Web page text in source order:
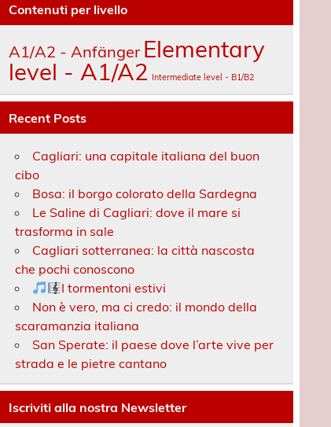
Contenuti per livello
A1/A2 - Anfänger Elementary
level - A1/A2 Intermediate level - B1/B2
Recent Posts
Cagliari: una capitale italiana del buon
cibo
Bosa: il borgo colorato della Sardegna
Le Saline di Cagliari: dove il mare si
trasforma in sale
Cagliari sotterranea: la città nascosta
che pochi conoscono
I tormentoni estivi
Non è vero, ma ci credo: il mondo della
scaramanzia italiana
San Sperate: il paese dove l’arte vive per
strada e le pietre cantano
Iscriviti alla nostra Newsletter